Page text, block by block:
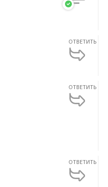
ОТВЕТИТЬ
ОТВЕТИТЬ
ОТВЕТИТЬ